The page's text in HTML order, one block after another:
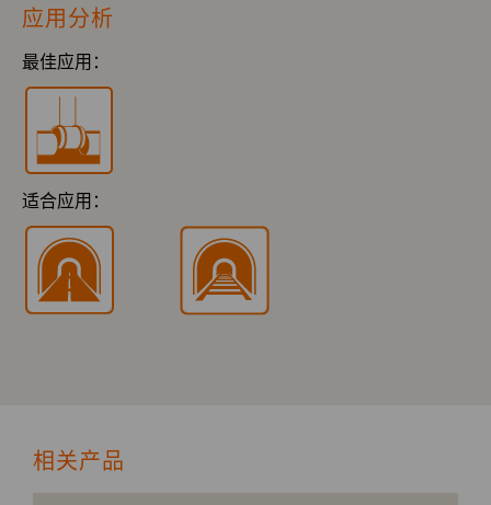
应用分析
最佳应用：
适合应用：
相关产品